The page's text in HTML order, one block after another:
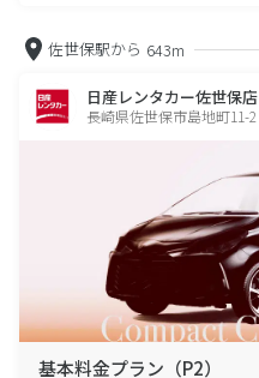
佐世保駅から 643m
日産レンタカー佐世保店
長崎県佐世保市島地町11-2
基本料金プラン（P2）